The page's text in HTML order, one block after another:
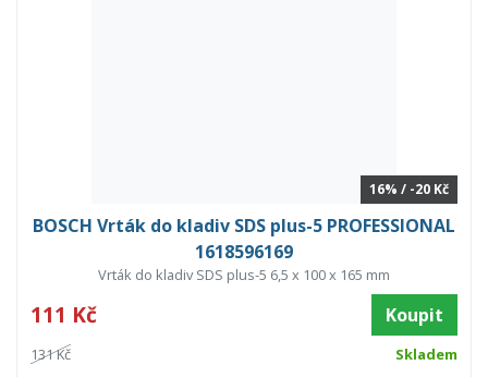
16% / -20 Kč
BOSCH Vrták do kladiv SDS plus-5 PROFESSIONAL
1618596169
Vrták do kladiv SDS plus-5 6,5 x 100 x 165 mm
111 Kč Koupit
131 Kč Skladem